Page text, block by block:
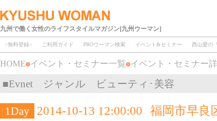
九州で働く女性のライフスタイルマガジン[九州ウーマン]
<無料登録> ご利用ガイド PROウーマン検索 イベント&セミナー 西山愛の
HOME イベント・セミナー一覧 イベント・セミナ
■Evnet ジャンル ビューティ･美容
1Day 2014-10-13 12:00:00 福岡市早良